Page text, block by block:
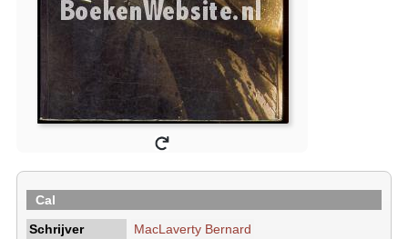
Cal
Schrijver
MacLaverty Bernard